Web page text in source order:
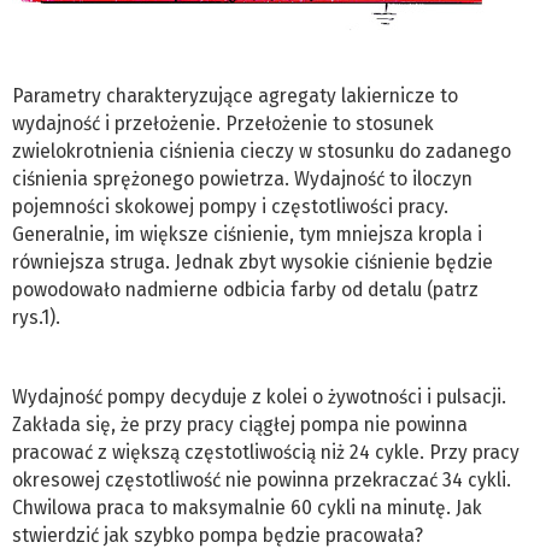
Parametry charakteryzujące agregaty lakiernicze to
wydajność i przełożenie. Przełożenie to stosunek
zwielokrotnienia ciśnienia cieczy w stosunku do zadanego
ciśnienia sprężonego powietrza. Wydajność to iloczyn
pojemności skokowej pompy i częstotliwości pracy.
Generalnie, im większe ciśnienie, tym mniejsza kropla i
równiejsza struga. Jednak zbyt wysokie ciśnienie będzie
powodowało nadmierne odbicia farby od detalu (patrz
rys.1).
Wydajność pompy decyduje z kolei o żywotności i pulsacji.
Zakłada się, że przy pracy ciągłej pompa nie powinna
pracować z większą częstotliwością niż 24 cykle. Przy pracy
okresowej częstotliwość nie powinna przekraczać 34 cykli.
Chwilowa praca to maksymalnie 60 cykli na minutę. Jak
stwierdzić jak szybko pompa będzie pracowała?